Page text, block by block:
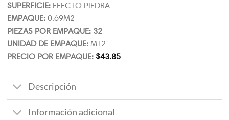
SUPERFICIE: EFECTO PIEDRA
EMPAQUE: 0.69M2
PIEZAS POR EMPAQUE: 32
UNIDAD DE EMPAQUE: MT2
PRECIO POR EMPAQUE: $43.85
Descripción
Información adicional